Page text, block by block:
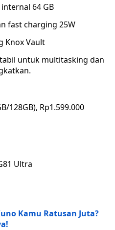
64 GB
fast charging 25W
Knox Vault
untuk multitasking dan
128GB), Rp1.599.000
Ultra
Kamu Ratusan Juta?